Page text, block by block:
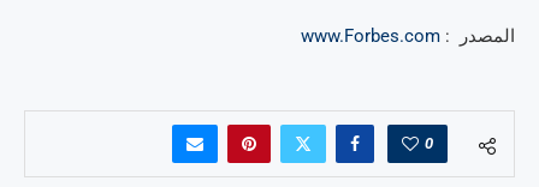
المصدر : www.Forbes.com
0